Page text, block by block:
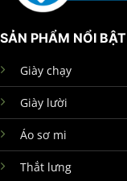
SẢN PHẨM NỔI BẬT
Giày chạy
Giày lười
Áo sơ mi
Thắt lưng